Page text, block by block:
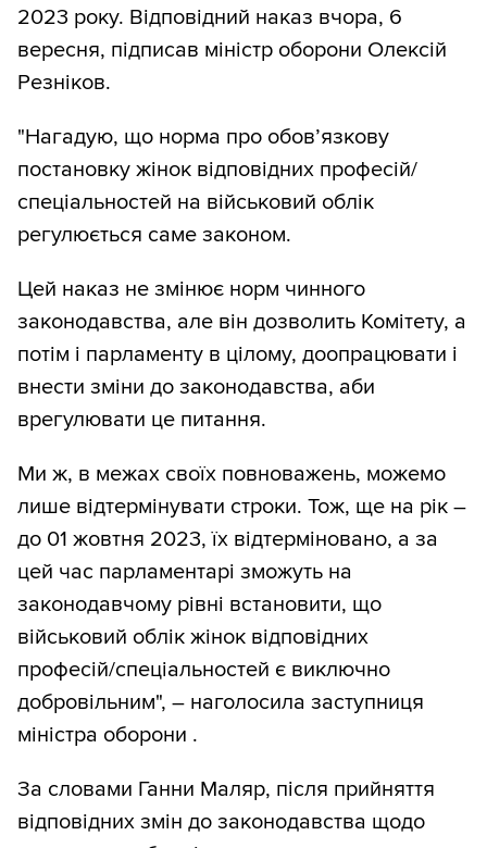
2023 року. Відповідний наказ вчора, 6
вересня, підписав міністр оборони Олексій
Резніков.
"Нагадую, що норма про обов’язкову
постановку жінок відповідних професій/
спеціальностей на військовий облік
регулюється саме законом.
Цей наказ не змінює норм чинного
законодавства, але він дозволить Комітету, а
потім і парламенту в цілому, доопрацювати і
внести зміни до законодавства, аби
врегулювати це питання.
Ми ж, в межах своїх повноважень, можемо
лише відтермінувати строки. Тож, ще на рік –
до 01 жовтня 2023, їх відтерміновано, а за
цей час парламентарі зможуть на
законодавчому рівні встановити, що
військовий облік жінок відповідних
професій/спеціальностей є виключно
добровільним", – наголосила заступниця
міністра оборони .
За словами Ганни Маляр, після прийняття
відповідних змін до законодавства щодо